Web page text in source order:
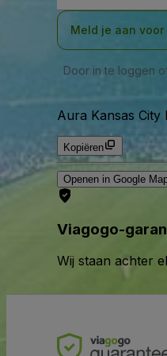
Meld je aan
Door in te loggen
Aura Kansas
Kopiëren
Openen in Google
Viagogo-
Wij staan achter